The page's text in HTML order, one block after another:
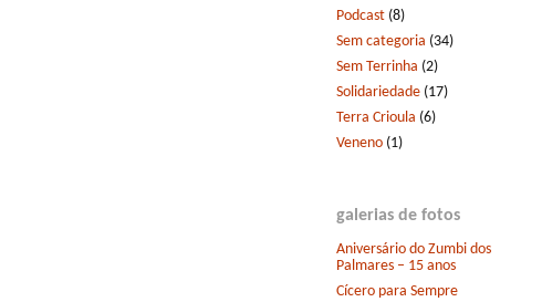
Podcast (8)
Sem categoria (34)
Sem Terrinha (2)
Solidariedade (17)
Terra Crioula (6)
Veneno (1)
galerias de fotos
Aniversário do Zumbi dos
Palmares – 15 anos
Cícero para Sempre